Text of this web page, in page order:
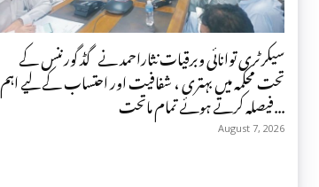
سیکرٹری توانائی وبرقیات نثاراحمد نے گڈ گورننس کے
تحت محکمہ میں بہتری ، شفافیت اور احتساب کے لیے اہم
فیصلہ کرتے ہوئے تمام ماتحت...
August 7, 2026